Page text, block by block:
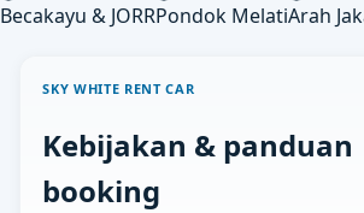
Becakayu & JORRPondok MelatiArah
SKY WHITE RENT CAR
Kebijakan & panduan
booking